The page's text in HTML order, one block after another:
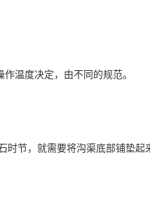
温度决定，由不同的规范。
时节，就需要将沟渠底部铺垫起